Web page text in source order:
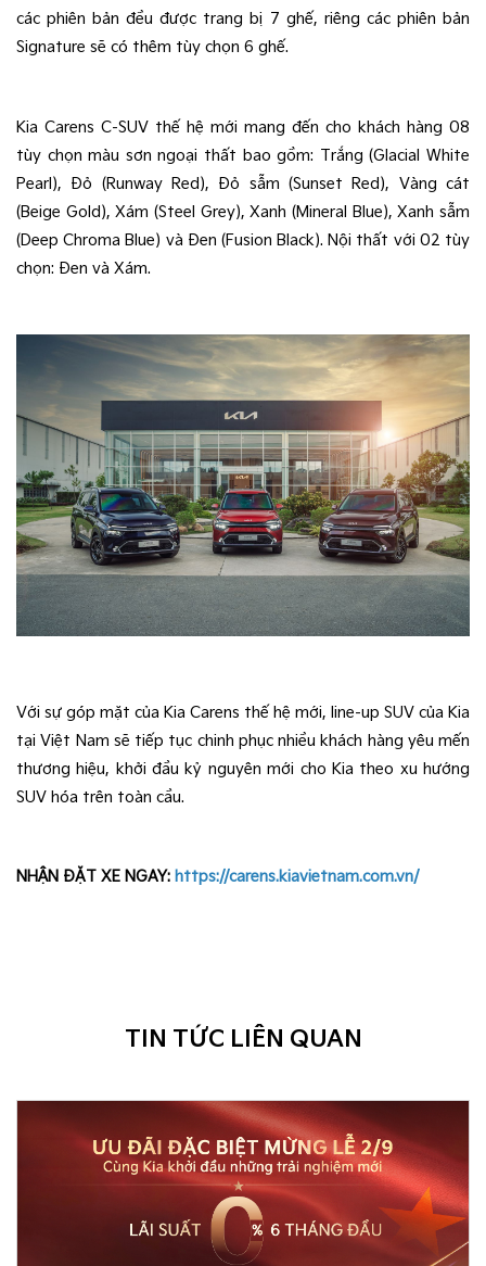
các phiên bản đều được trang bị 7 ghế, riêng các phiên bản
Signature sẽ có thêm tùy chọn 6 ghế.
Kia Carens C-SUV thế hệ mới mang đến cho khách hàng 08
tùy chọn màu sơn ngoại thất bao gồm: Trắng (Glacial White
Pearl), Đỏ (Runway Red), Đỏ sẫm (Sunset Red), Vàng cát
(Beige Gold), Xám (Steel Grey), Xanh (Mineral Blue), Xanh sẫm
(Deep Chroma Blue) và Đen (Fusion Black). Nội thất với 02 tùy
chọn: Đen và Xám.
Với sự góp mặt của Kia Carens thế hệ mới, line-up SUV của Kia
tại Việt Nam sẽ tiếp tục chinh phục nhiều khách hàng yêu mến
thương hiệu, khởi đầu kỷ nguyên mới cho Kia theo xu hướng
SUV hóa trên toàn cầu.
NHẬN ĐẶT XE NGAY: https://carens.kiavietnam.com.vn/
TIN TỨC LIÊN QUAN